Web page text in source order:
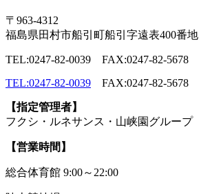
〒963-4312
福島県田村市船引町船引字遠表400番地
TEL:0247-82-0039 FAX:0247-82-5678
TEL:0247-82-0039 FAX:0247-82-5678
【指定管理者】
フクシ・ルネサンス・山峡園グループ
【営業時間】
総合体育館 9:00～22:00